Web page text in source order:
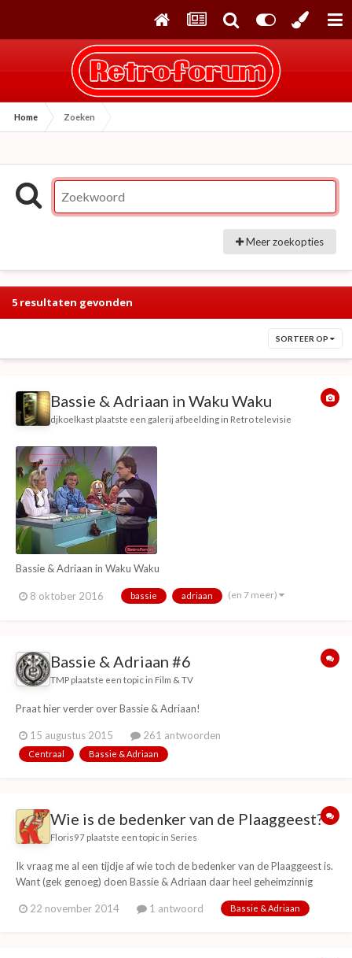
Home Zoeken
Meer zoekopties
5 resultaten gevonden
SORTEER OP
Bassie & Adriaan in Waku Waku
djkoelkast plaatste een galerij afbeelding in Retro televisie
Bassie & Adriaan in Waku Waku
8 oktober 2016 bassie adriaan (en 7 meer)
Bassie & Adriaan #6
TMP plaatste een topic in Film & TV
Praat hier verder over Bassie & Adriaan!
15 augustus 2015 261 antwoorden
Centraal Bassie & Adriaan
Wie is de bedenker van de Plaaggeest?
Floris97 plaatste een topic in Series
Ik vraag me al een tijdje af wie toch de bedenker van de Plaaggeest is.
Want (gek genoeg) doen Bassie & Adriaan daar heel geheimzinnig
filmpje:https://www.youtube.com/watch?v=KTi7U-nR_k0 vertelt
22 november 2014 1 antwoord Bassie & Adriaan